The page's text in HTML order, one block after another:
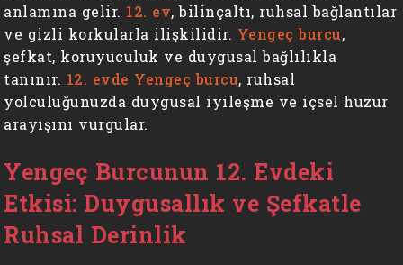
anlamına gelir. 12. ev, bilinçaltı, ruhsal bağlantılar
ve gizli korkularla ilişkilidir. Yengeç burcu,
şefkat, koruyuculuk ve duygusal bağlılıkla
tanınır. 12. evde Yengeç burcu, ruhsal
yolculuğunuzda duygusal iyileşme ve içsel huzur
arayışını vurgular.
Yengeç Burcunun 12. Evdeki
Etkisi: Duygusallık ve Şefkatle
Ruhsal Derinlik